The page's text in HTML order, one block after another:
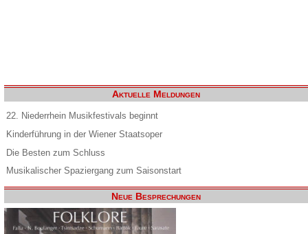
Aktuelle Meldungen
22. Niederrhein Musikfestivals beginnt
Kinderführung in der Wiener Staatsoper
Die Besten zum Schluss
Musikalischer Spaziergang zum Saisonstart
Neue Besprechungen